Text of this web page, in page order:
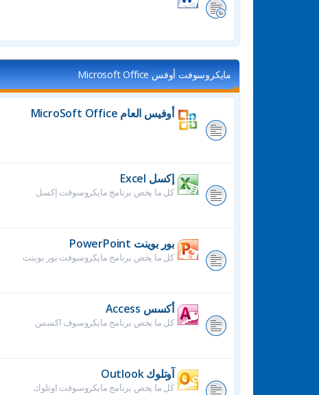
مايكروسوفت أوفس Microsoft Office
أوفيس العام MicroSoft Office
إكسل Excel
كل ما يخص برنامج مايكروسوفت إكسل
بور بوينت PowerPoint
كل ما يخص برنامج مايكروسوفت بور بوينت
أكسس Access
كل ما يخص برنامج مايكروسوف اكسس
آوتلوك Outlook
كل ما يخص برنامج مايكروسوفت اوتلوك